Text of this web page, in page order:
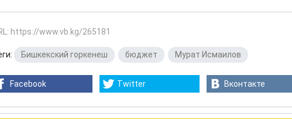
https://www.vb.kg/265181
Бишкекский горкенеш бюджет Мурат Исмаилов
Facebook Twitter Вконтакте